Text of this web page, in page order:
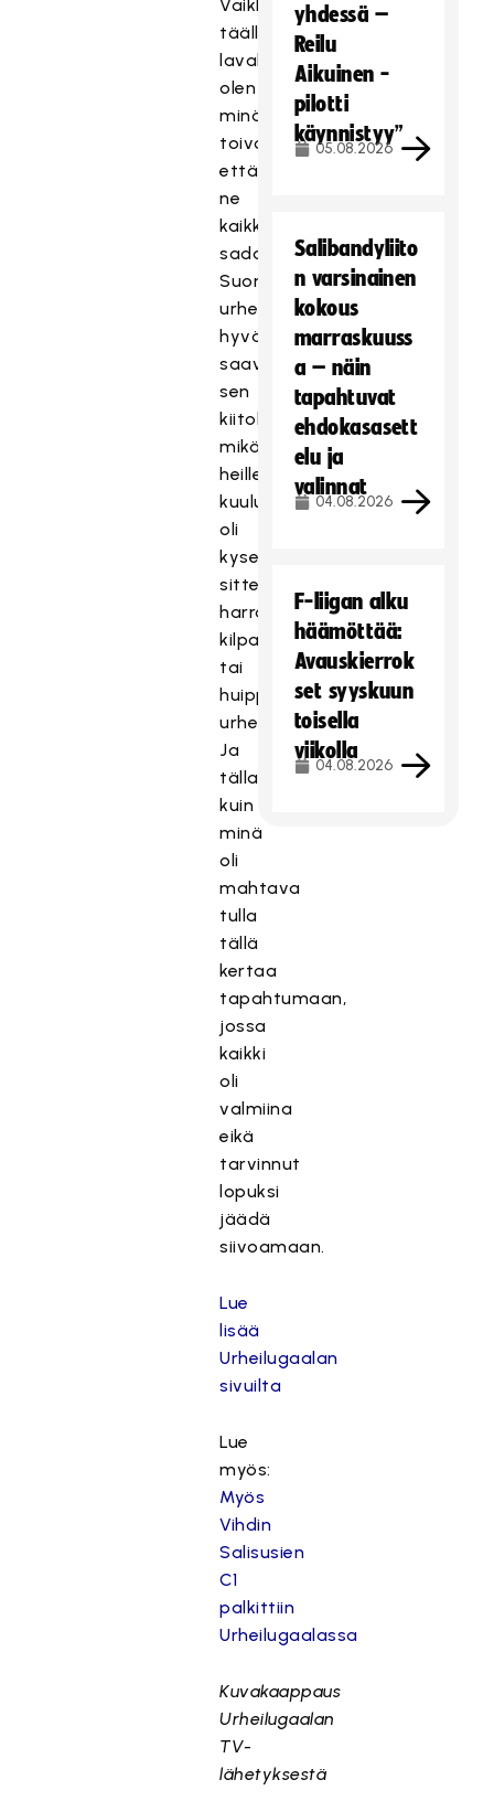
Vaikka
täällä
lavalla
olen
minä,
toivon,
että
ne
kaikki
sadattuhannet
Suomen
urheilun
hyväntekijät
saavat
sen
kiitokse
mikä
heille
kuuluu,
oli
kyse
sitten
harraste-
kilpa
tai
huippu-
urheilusta.
Ja
tällaiselle
kuin
minä
oli
mahtava
tulla
tällä
kertaa
tapahtumaan,
jossa
kaikki
oli
valmiina
eikä
tarvinnut
lopuksi
jäädä
siivoamaan.
Lue
lisää
Urheilugaalan
sivuilta
Lue
myös:
Myös
Vihdin
Salisusien
C1
palkittiin
Urheilugaalassa
Kuvakaappaus
Urheilugaalan
TV-
lähetyksestä
yhdessä –
Reilu
Aikuinen -
pilotti
käynnistyy”
05.08.2026
Salibandyliito
n varsinainen
kokous
marraskuuss
a – näin
tapahtuvat
ehdokasasett
elu ja
valinnat
04.08.2026
F-liigan alku
häämöttää:
Avauskierrok
set syyskuun
toisella
viikolla
04.08.2026